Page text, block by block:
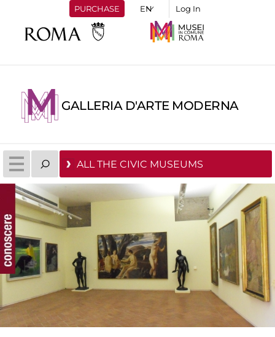
PURCHASE Log In
GALLERIA D'ARTE MODERNA
ALL THE CIVIC MUSEUMS